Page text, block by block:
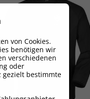
von Cookies.
benötigen wir
verschiedenen
oder
bestimmte
×
Wunschliste hinzufügen